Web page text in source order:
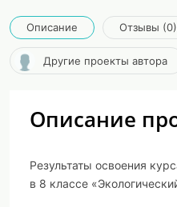
Описание Отзывы (0)
Другие проекты автора
Описание
Результаты освоения
в 8 классе